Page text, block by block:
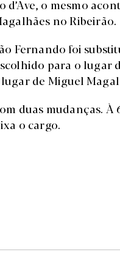
d’Ave, o mesmo
no Ribeirão.
Fernando foi
para o
de Miguel
duas mudanças.
o cargo.